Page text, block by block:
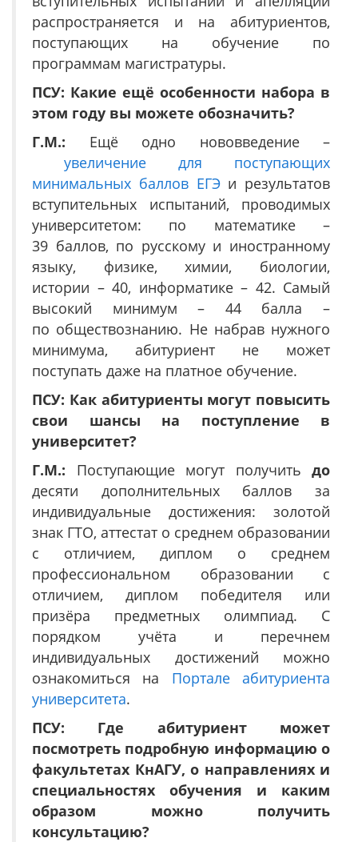
распространяется и на абитуриентов,
поступающих на обучение по
программам магистратуры.
ПСУ: Какие ещё особенности набора в
этом году вы можете обозначить?
Г.М.: Ещё одно нововведение –
увеличение для поступающих
минимальных баллов ЕГЭи результатов
вступительных испытаний, проводимых
университетом: по математике –
39 баллов, по русскому и иностранному
языку, физике, химии, биологии,
истории – 40, информатике – 42. Самый
высокий минимум – 44 балла –
по обществознанию. Не набрав нужного
минимума, абитуриент не может
поступать даже на платное обучение.
ПСУ: Как абитуриенты могут повысить
свои шансы на поступление в
университет?
Г.М.: Поступающие могут получить до
десяти дополнительных баллов за
индивидуальные достижения: золотой
знак ГТО, аттестат о среднем образовании
с отличием, диплом о среднем
профессиональном образовании с
отличием, диплом победителя или
призёра предметных олимпиад. С
порядком учёта и перечнем
индивидуальных достижений можно
ознакомиться на Портале абитуриента
университета.
ПСУ: Где абитуриент может
посмотреть подробную информацию о
факультетах КнАГУ, о направлениях и
специальностях обучения и каким
образом можно получить
консультацию?